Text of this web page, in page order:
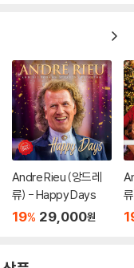
Andre Rieu (앙드레
류) - Happy Days
19% 29,000원
+